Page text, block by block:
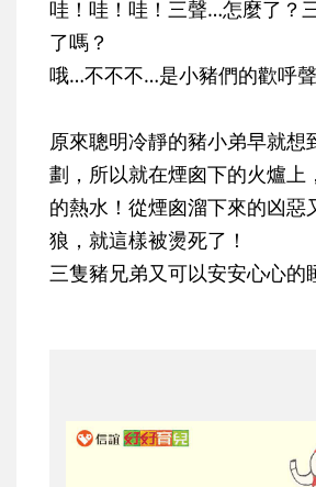
哇！哇！哇！三聲…怎麼了？
了嗎？
哦…不不不…是小豬們的歡呼聲
原來聰明冷靜的豬小弟早就想
劃，所以就在煙囪下的火爐上
的熱水！從煙囪溜下來的凶惡
狼，就這樣被燙死了！
三隻豬兄弟又可以安安心心的